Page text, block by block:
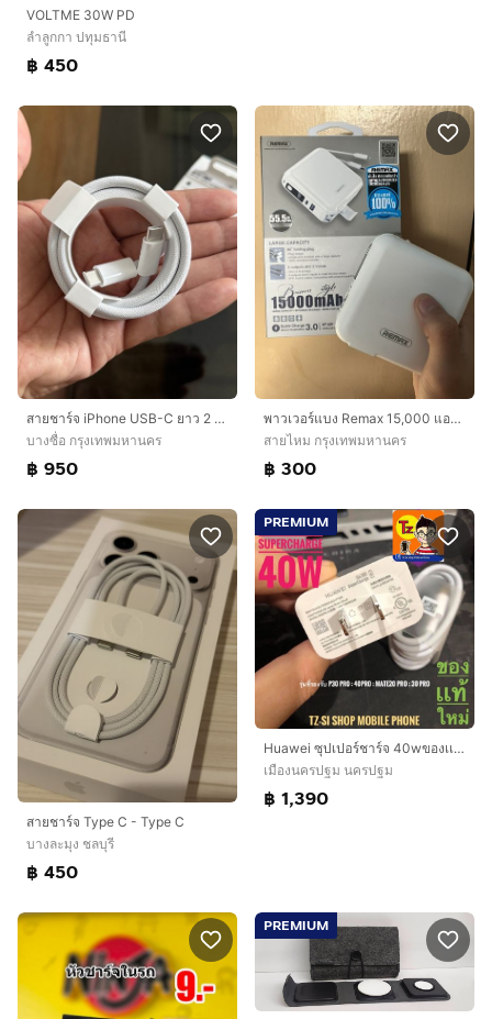
VOLTME 30W PD
ลำลูกกา ปทุมธานี
฿ 450
สายชาร์จ iPhone USB-C ยาว 2 เมตร
บางซื่อ กรุงเทพมหานคร
฿ 950
พาวเวอร์แบง Remax 15,000 แอมป์
สายไหม กรุงเทพมหานคร
฿ 300
สายชาร์จ Type C - Type C
บางละมุง ชลบุรี
฿ 450
PREMIUM
Huawei ซุปเปอร์ชาร์จ 40wของเเท้ใหม่
เมืองนครปฐม นครปฐม
฿ 1,390
PREMIUM